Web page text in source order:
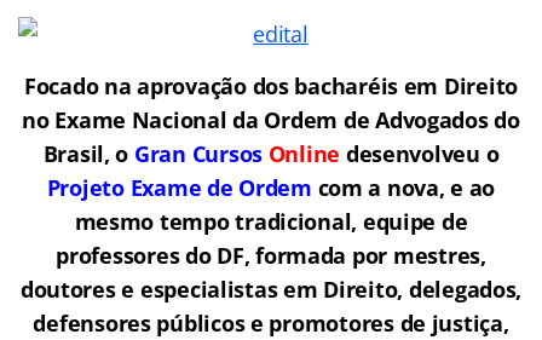
Focado na aprovação dos bacharéis em Direito
no Exame Nacional da Ordem de Advogados do
Brasil, o Gran Cursos Online desenvolveu o
Projeto Exame de Ordem com a nova, e ao
mesmo tempo tradicional, equipe de
professores do DF, formada por mestres,
doutores e especialistas em Direito, delegados,
defensores públicos e promotores de justiça,